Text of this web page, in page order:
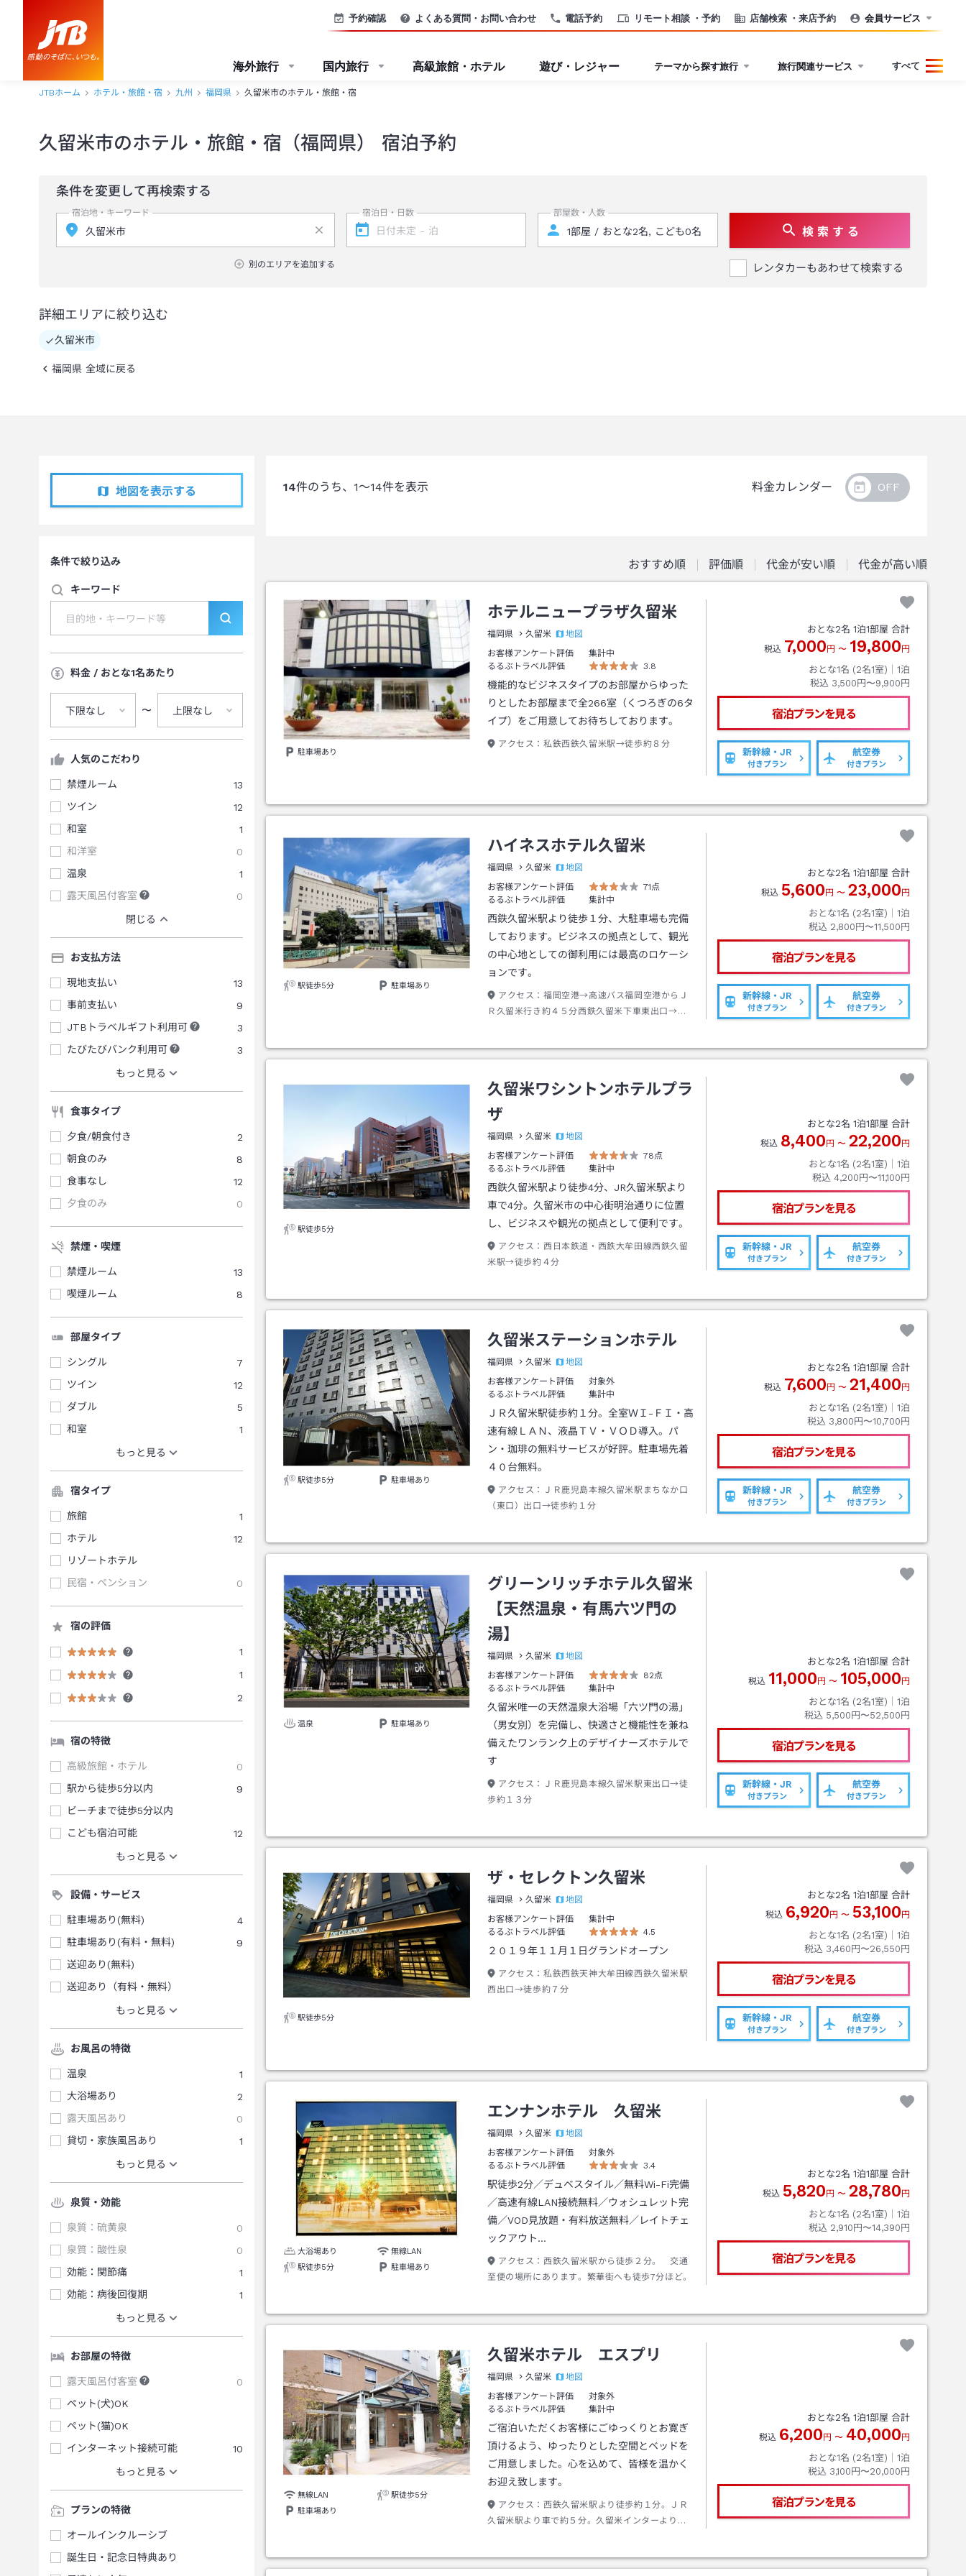
電話予約 リモート相談 ・予約 店舗検索 ・来店予約
予約確認 よくある質問・お問い合わせ 会員サービス
海外旅行 国内旅行 高級旅館・ホテル 遊び・レジャー テーマから探す旅行 旅行関連サービス すべて
JTBホーム ホテル・旅館・宿 九州 福岡県 久留米市のホテル・旅館・宿
久留米市のホテル・旅館・宿（福岡県） 宿泊予約
条件を変更して再検索する
宿泊地・キーワード
別のエリアを追加する
宿泊日・日数 部屋数・人数
検 索 す る
レンタカーもあわせて検索する
詳細エリアに絞り込む
久留米市
福岡県 全域に戻る
地図を表示する
条件で絞り込み
キーワード
料金 / おとな1名あたり
下限なし 〜 上限なし
人気のこだわり
禁煙ルーム
13
ツイン
12
和室
1
和洋室
0
温泉
1
露天風呂付客室
0
閉じる
お支払方法
現地支払い
13
事前支払い
9
JTBトラベルギフト利用可
3
たびたびバンク利用可
3
もっと見る
食事タイプ
夕食/朝食付き
2
朝食のみ
8
食事なし
12
夕食のみ
0
禁煙・喫煙
禁煙ルーム
13
喫煙ルーム
8
部屋タイプ
シングル
7
ツイン
12
ダブル
5
和室
1
もっと見る
宿タイプ
旅館
1
ホテル
12
リゾートホテル
民宿・ペンション
0
宿の評価
1
1
2
宿の特徴
高級旅館・ホテル
0
駅から徒歩5分以内
9
ビーチまで徒歩5分以内
こども宿泊可能
12
もっと見る
設備・サービス
駐車場あり(無料)
4
駐車場あり(有料・無料)
9
送迎あり(無料)
送迎あり（有料・無料）
もっと見る
お風呂の特徴
温泉
1
大浴場あり
2
露天風呂あり
0
貸切・家族風呂あり
1
もっと見る
泉質・効能
泉質：硫黄泉
0
泉質：酸性泉
0
効能：関節痛
1
効能：病後回復期
1
もっと見る
お部屋の特徴
露天風呂付客室
0
ペット(犬)OK
ペット(猫)OK
インターネット接続可能
10
もっと見る
プランの特徴
オールインクルーシブ
誕生日・記念日特典あり
14件のうち、 1～14件を表示 料金カレンダー
おすすめ順 評価順 代金が安い順 代金が高い順
駐車場あり
ホテルニュープラザ久留米
福岡県 久留米
地図
お客様アンケート評価
集計中
るるぶトラベル評価
3.8
機能的なビジネスタイプのお部屋からゆった
りとしたお部屋まで全266室（くつろぎの6タ
イプ）をご用意してお待ちしております。
アクセス： 私鉄西鉄久留米駅→徒歩約８分
おとな2名 1泊1部屋 合計
税込 7,000 円 〜 19,800 円
おとな1名 (2名1室)｜ 1泊
税込 3,500円〜9,900円
宿泊プランを見る
新幹線・JR
付きプラン
航空券
付きプラン
駅徒歩5分 駐車場あり
ハイネスホテル久留米
福岡県 久留米
地図
お客様アンケート評価
71点
るるぶトラベル評価
集計中
西鉄久留米駅より徒歩１分、大駐車場も完備
しております。ビジネスの拠点として、観光
の中心地としての御利用には最高のロケーシ
ョンです。
アクセス： 福岡空港→高速バス福岡空港からＪ
Ｒ久留米行き約４５分西鉄久留米下車東出口→徒
おとな2名 1泊1部屋 合計
税込 5,600 円 〜 23,000 円
おとな1名 (2名1室)｜ 1泊
税込 2,800円〜11,500円
宿泊プランを見る
新幹線・JR
付きプラン
航空券
付きプラン
駅徒歩5分
久留米ワシントンホテルプラ
ザ
福岡県 久留米
地図
お客様アンケート評価
78点
るるぶトラベル評価
集計中
西鉄久留米駅より徒歩4分、JR久留米駅より
車で4分。久留米市の中心街明治通りに位置
し、ビジネスや観光の拠点として便利です。
アクセス： 西日本鉄道・西鉄大牟田線西鉄久留
米駅→徒歩約４分
おとな2名 1泊1部屋 合計
税込 8,400 円 〜 22,200 円
おとな1名 (2名1室)｜ 1泊
税込 4,200円〜11,100円
宿泊プランを見る
新幹線・JR
付きプラン
航空券
付きプラン
駅徒歩5分 駐車場あり
久留米ステーションホテル
福岡県 久留米
地図
お客様アンケート評価
対象外
るるぶトラベル評価
集計中
ＪＲ久留米駅徒歩約１分。全室ＷＩ-ＦＩ・高
速有線ＬＡＮ、液晶ＴＶ・ＶＯＤ導入。パ
ン・珈琲の無料サービスが好評。駐車場先着
４０台無料。
アクセス：
ＪＲ鹿児島本線久留米駅まちなか口
（東口）出口→徒歩約１分
おとな2名 1泊1部屋 合計
税込 7,600 円 〜 21,400 円
おとな1名 (2名1室)｜ 1泊
税込 3,800円〜10,700円
宿泊プランを見る
新幹線・JR
付きプラン
航空券
付きプラン
温泉 駐車場あり
グリーンリッチホテル久留米
【天然温泉・有馬六ツ門の
湯】
福岡県 久留米
地図
お客様アンケート評価
82点
るるぶトラベル評価
集計中
久留米唯一の天然温泉大浴場「六ツ門の湯」
（男女別）を完備し、快適さと機能性を兼ね
備えたワンランク上のデザイナーズホテルで
す
アクセス：
ＪＲ鹿児島本線久留米駅東出口→徒
歩約１３分
おとな2名 1泊1部屋 合計
税込 11,000 円 〜 105,000 円
おとな1名 (2名1室)｜ 1泊
税込 5,500円〜52,500円
宿泊プランを見る
新幹線・JR
付きプラン
航空券
付きプラン
駅徒歩5分
ザ・セレクトン久留米
福岡県 久留米
地図
お客様アンケート評価
集計中
るるぶトラベル評価
4.5
２０１９年１１月１日グランドオープン
アクセス： 私鉄西鉄天神大牟田線西鉄久留米駅
西出口→徒歩約７分
おとな2名 1泊1部屋 合計
税込 6,920 円 〜 53,100 円
おとな1名 (2名1室)｜ 1泊
税込 3,460円〜26,550円
宿泊プランを見る
新幹線・JR
付きプラン
航空券
付きプラン
大浴場あり
無線LAN
駅徒歩5分
駐車場あり
エンナンホテル 久留米
福岡県 久留米
地図
お客様アンケート評価
対象外
るるぶトラベル評価
3.4
駅徒歩2分／デュベスタイル／無料Wi-Fi完備
／高速有線LAN接続無料／ウォシュレット完
備／VOD見放題・有料放送無料／レイトチェ
ックアウト…
アクセス： 西鉄久留米駅から徒歩２分。 交通
至便の場所にあります。繁華街へも徒歩7分ほど。
おとな2名 1泊1部屋 合計
税込 5,820 円 〜 28,780 円
おとな1名 (2名1室)｜ 1泊
税込 2,910円〜14,390円
宿泊プランを見る
無線LAN
駅徒歩5分
駐車場あり
久留米ホテル エスプリ
福岡県 久留米
地図
お客様アンケート評価
対象外
るるぶトラベル評価
集計中
ご宿泊いただくお客様にごゆっくりとお寛ぎ
頂けるよう、ゆったりとした空間とベッドを
ご用意しました。心を込めて、皆様を温かく
お迎え致します。
アクセス： 西鉄久留米駅より徒歩約１分。ＪＲ
久留米駅より車で約５分。久留米インターより車
おとな2名 1泊1部屋 合計
税込 6,200 円 〜 40,000 円
おとな1名 (2名1室)｜ 1泊
税込 3,100円〜20,000円
宿泊プランを見る